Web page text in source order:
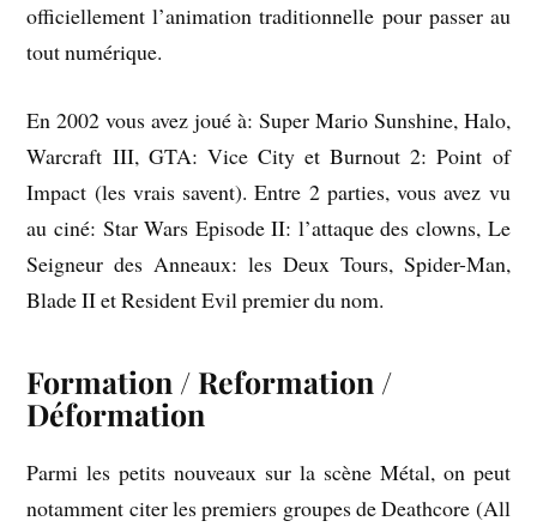
officiellement l’animation traditionnelle pour passer au
tout numérique.
En 2002 vous avez joué à: Super Mario Sunshine, Halo,
Warcraft III, GTA: Vice City et Burnout 2: Point of
Impact (les vrais savent). Entre 2 parties, vous avez vu
au ciné: Star Wars Episode II: l’attaque des clowns, Le
Seigneur des Anneaux: les Deux Tours, Spider-Man,
Blade II et Resident Evil premier du nom.
Formation / Reformation /
Déformation
Parmi les petits nouveaux sur la scène Métal, on peut
notamment citer les premiers groupes de Deathcore (All